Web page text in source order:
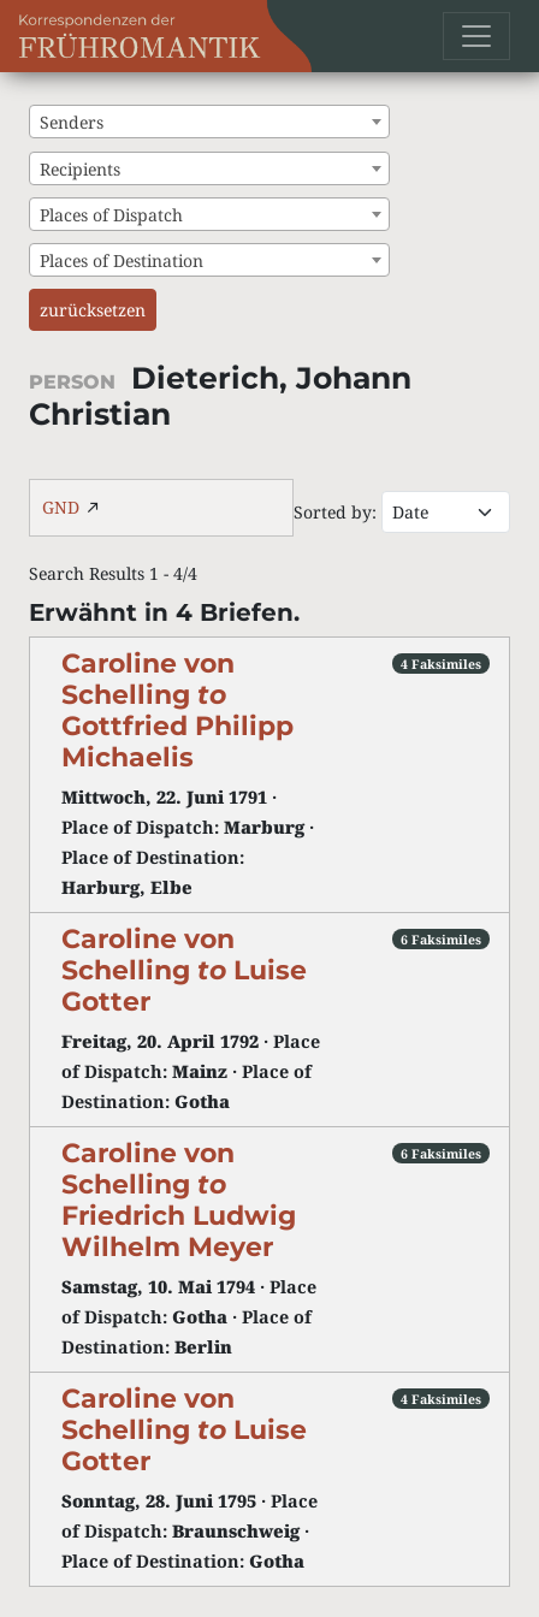
Senders
Recipients
Places of Dispatch
Places of Destination
zurücksetzen
PERSON
Dieterich, Johann
Christian
GND Sorted by:
Search Results 1 - 4/4
Erwähnt in 4 Briefen.
Caroline von
Schelling to
Gottfried Philipp
Michaelis
Mittwoch, 22. Juni 1791 ·
Place of Dispatch: Marburg·
Place of Destination:
Harburg, Elbe
4 Faksimiles
Caroline von
Schelling to Luise
Gotter
Freitag, 20. April 1792 · Place
of Dispatch: Mainz · Place of
Destination: Gotha
6 Faksimiles
Caroline von
Schelling to
Friedrich Ludwig
Wilhelm Meyer
Samstag, 10. Mai 1794 · Place
of Dispatch: Gotha · Place of
Destination: Berlin
6 Faksimiles
Caroline von
Schelling to Luise
Gotter
Sonntag, 28. Juni 1795 · Place
of Dispatch: Braunschweig·
Place of Destination: Gotha
4 Faksimiles